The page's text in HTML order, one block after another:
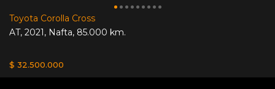
Toyota Corolla Cross
AT, 2021, Nafta, 85.000 km.
$ 32.500.000